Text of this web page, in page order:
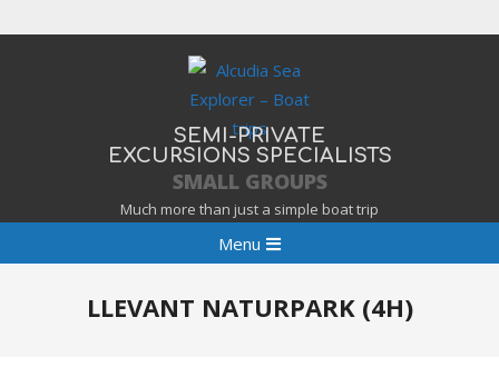
SEMI-PRIVATE
EXCURSIONS SPECIALISTS
SMALL GROUPS
Much more than just a simple boat trip
Navigation
Menu
LLEVANT NATURPARK (4H)